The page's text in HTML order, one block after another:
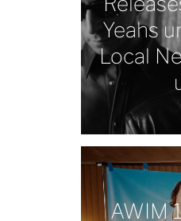
Yeahs
Local
AWIM